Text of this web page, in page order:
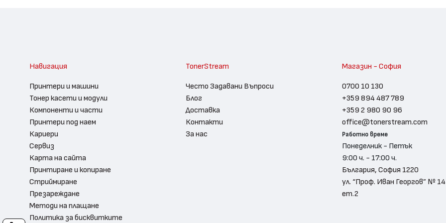
Навигация
Принтери и машини
Тонер касети и модули
Компоненти и части
Принтери под наем
Кариери
Сервиз
Карта на сайта
Принтиране и копиране
Стриймиране
Презареждане
Методи на плащане
Политика за бисквитките
TonerStream
Често Задавани Въпроси
Блог
Доставка
Контакти
За нас
Магазин - София
0700 10 130
+359 894 487 789
+359 2 980 90 96
office@tonerstream.com
Работно време
Понеделник - Петък
9:00 ч. - 17:00 ч.
България, София 1220
ул. “Проф. Иван Георгов” №
ет.2